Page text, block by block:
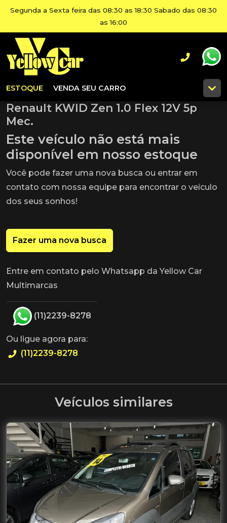
Segunda a Sexta feira das 08:30 as 18:30 Sabado das 08:30
as 16:00
ESTOQUE VENDA SEU CARRO
Renault KWID Zen 1.0 Flex 12V 5p
Mec.
Este veículo não está mais
disponível em nosso estoque
Você pode fazer uma nova busca ou entrar em
contato com nossa equipe para encontrar o veículo
dos seus sonhos!
Fazer uma nova busca
Entre em contato pelo Whatsapp da Yellow Car
Multimarcas
(11)2239-8278
Ou ligue agora para:
(11)2239-8278
Veículos similares